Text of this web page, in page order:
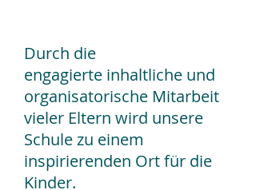
Durch die
engagierte inhaltliche und
organisatorische Mitarbeit
vieler Eltern wird unsere
Schule zu einem
inspirierenden Ort für die
Kinder.